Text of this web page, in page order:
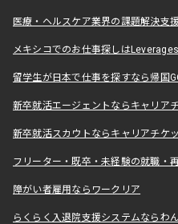
医療・ヘルスケア業界の課題解決支
メキシコでのお仕事探しは
留学生が日本で仕事を探すなら帰国
新卒就活エージェントならキャリア
新卒就活スカウトならキャリアチケ
フリーター・既卒・未経験の就職・
障がい者雇用ならワークリア
らくらく入退院支援システムならわ